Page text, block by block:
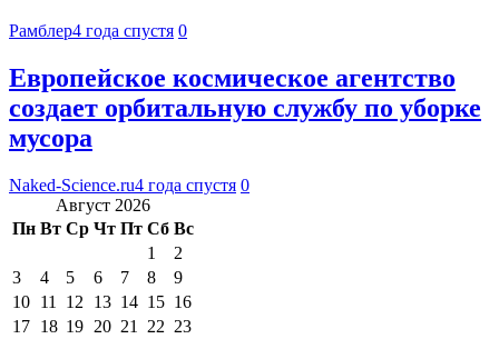
Рамблер4 года спустя 0
Европейское космическое агентство
создает орбитальную службу по уборке
мусора
Naked-Science.ru4 года спустя 0
Август 2026
Пн Вт Ср Чт Пт Сб Вс
1
2
3
4 5 6 7 8
9
10 11 12 13 14 15 16
17 18 19 20 21 22 23